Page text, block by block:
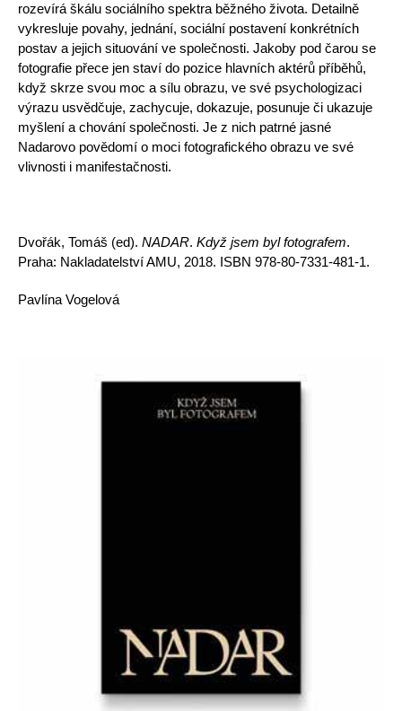
rozevírá škálu sociálního spektra běžného života. Detailně
vykresluje povahy, jednání, sociální postavení konkrétních
postav a jejich situování ve společnosti. Jakoby pod čarou se
fotografie přece jen staví do pozice hlavních aktérů příběhů,
když skrze svou moc a sílu obrazu, ve své psychologizaci
výrazu usvědčuje, zachycuje, dokazuje, posunuje či ukazuje
myšlení a chování společnosti. Je z nich patrné jasné
Nadarovo povědomí o moci fotografického obrazu ve své
vlivnosti i manifestačnosti.
Dvořák, Tomáš (ed). NADAR. Když jsem byl fotografem.
Praha: Nakladatelství AMU, 2018. ISBN 978-80-7331-481-1.
Pavlína Vogelová